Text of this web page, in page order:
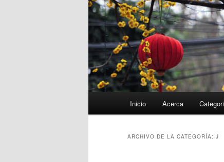
Inicio Acerca
ARCHIVO DE LA CATEGORÍA: J